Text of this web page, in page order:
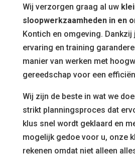
Wij verzorgen graag al uw
sloopwerkzaamheden in en
Kontich en omgeving. Dankzij
ervaring en training
manier van werken met
gereedschap voor een
Wij zijn de beste in wat we
strikt planningsproces dat
klus snel wordt geklaard en
mogelijk gedoe voor u, onze
rekenen omdat niet alleen